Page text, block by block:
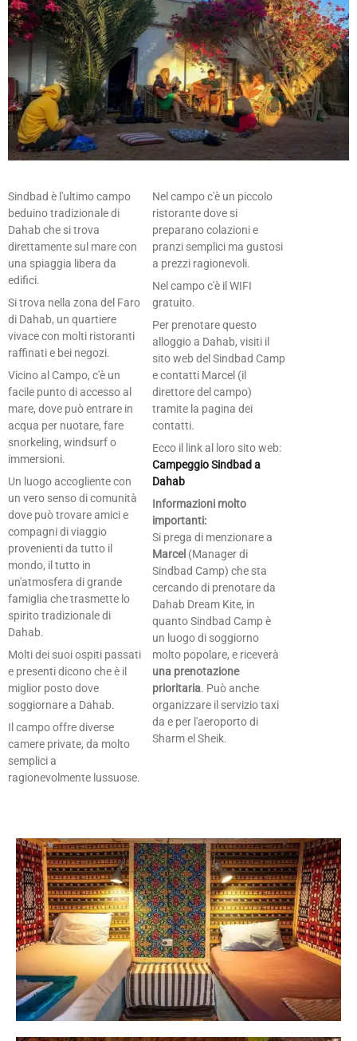
Sindbad è l'ultimo campo
beduino tradizionale di
Dahab che si trova
direttamente sul mare con
una spiaggia libera da
edifici.
Si trova nella zona del Faro
di Dahab, un quartiere
vivace con molti ristoranti
raffinati e bei negozi.
Vicino al Campo, c'è un
facile punto di accesso al
mare, dove può entrare in
acqua per nuotare, fare
snorkeling, windsurf o
immersioni.
Un luogo accogliente con
un vero senso di comunità
dove può trovare amici e
compagni di viaggio
provenienti da tutto il
mondo, il tutto in
un'atmosfera di grande
famiglia che trasmette lo
spirito tradizionale di
Dahab.
Molti dei suoi ospiti passati
e presenti dicono che è il
miglior posto dove
soggiornare a Dahab.
Il campo offre diverse
camere private, da molto
semplici a
ragionevolmente lussuose.
Nel campo c'è un piccolo
ristorante dove si
preparano colazioni e
pranzi semplici ma gustosi
a prezzi ragionevoli.
Nel campo c'è il WIFI
gratuito.
Per prenotare questo
alloggio a Dahab, visiti il
sito web del Sindbad Camp
e contatti Marcel (il
direttore del campo)
tramite la pagina dei
contatti.
Ecco il link al loro sito web:
Campeggio Sindbad a
Dahab
Informazioni molto
importanti:
Si prega di menzionare a
Marcel (Manager di
Sindbad Camp) che sta
cercando di prenotare da
Dahab Dream Kite, in
quanto Sindbad Camp è
un luogo di soggiorno
molto popolare, e riceverà
una prenotazione
prioritaria. Può anche
organizzare il servizio taxi
da e per l'aeroporto di
Sharm el Sheik.